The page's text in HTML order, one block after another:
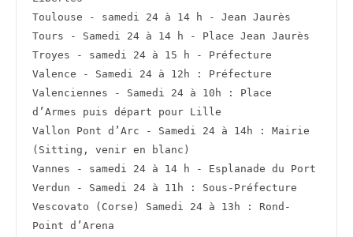
Toulouse - samedi 24 à 14 h - Jean Jaurès
Tours - Samedi 24 à 14 h - Place Jean Jaurès
Troyes - samedi 24 à 15 h - Préfecture
Valence - Samedi 24 à 12h : Préfecture
Valenciennes - Samedi 24 à 10h : Place
d’Armes puis départ pour Lille
Vallon Pont d’Arc - Samedi 24 à 14h : Mairie
(Sitting, venir en blanc)
Vannes - samedi 24 à 14 h - Esplanade du Port
Verdun - Samedi 24 à 11h : Sous-Préfecture
Vescovato (Corse) Samedi 24 à 13h : Rond-
Point d’Arena